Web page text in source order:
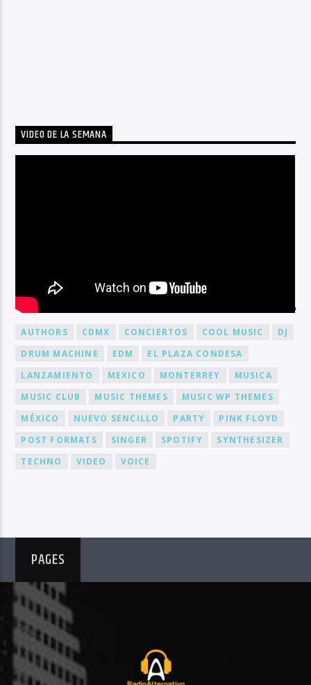
VIDEO DE LA SEMANA
BY TAG
AUTHORS CDMX CONCIERTOS COOL MUSIC
DJ
DRUM MACHINE
EDM
EL PLAZA CONDESA
LANZAMIENTO
MEXICO MONTERREY
MUSICA
MUSIC CLUB
MUSIC THEMES
MUSIC WP THEMES
MÉXICO
NUEVO SENCILLO PARTY
PINK FLOYD
POST FORMATS
SINGER SPOTIFY
SYNTHESIZER
TECHNO
VIDEO VOICE
PAGES